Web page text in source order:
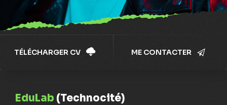
TÉLÉCHARGER CV ME CONTACTER
EduLab (Technocité)